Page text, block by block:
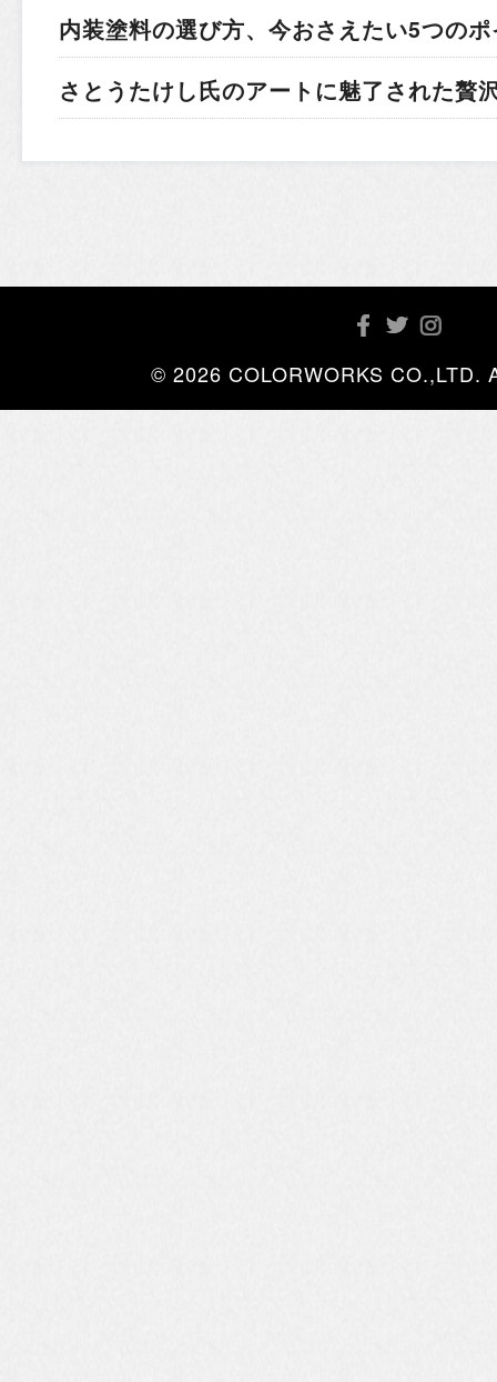
内装塗料の選び方、今おさえたい5つの
さとうたけし氏のアートに魅了された贅
© 2026 COLORWORKS CO.,LTD.